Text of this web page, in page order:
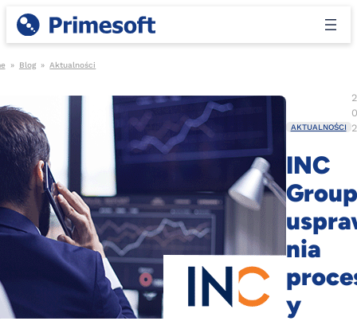
» Blog » Aktualności
AKTUALNOŚCI
INC
Group
nia
y